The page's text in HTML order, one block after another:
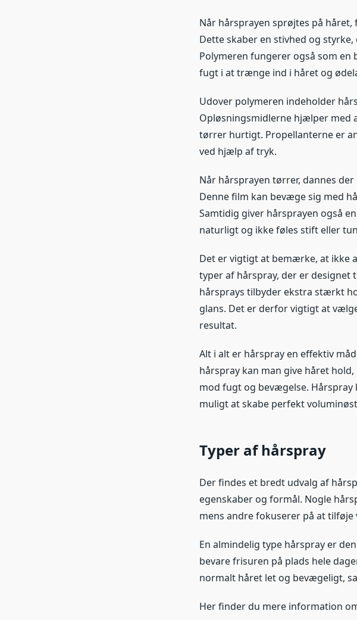
Når hårsprayen sprøjtes på
Dette skaber en stivhed og
Polymeren fungerer også som
fugt i at trænge ind i håret og
Udover polymeren indeholder
Opløsningsmidlerne hjælper med
tørrer hurtigt. Propellanterne er
ved hjælp af tryk.
Når hårsprayen tørrer, dannes
Denne film kan bevæge sig med
Samtidig giver hårsprayen også
naturligt og ikke føles stift eller
Det er vigtigt at bemærke, at ikke
typer af hårspray, der er designet
hårsprays tilbyder ekstra stærkt
glans. Det er derfor vigtigt at
resultat.
Alt i alt er hårspray en effektiv
hårspray kan man give håret
mod fugt og bevægelse.
muligt at skabe perfekt
Typer af hårspray
Der findes et bredt udvalg af
egenskaber og formål. Nogle
mens andre fokuserer på at
En almindelig type hårspray er
bevare frisuren på plads hele
normalt håret let og bevægeligt,
Her finder du mere information